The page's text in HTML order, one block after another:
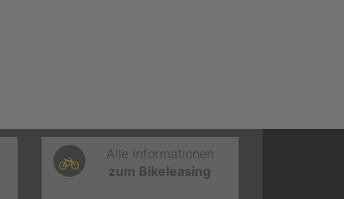
Alle Informationen
zum Bikeleasing